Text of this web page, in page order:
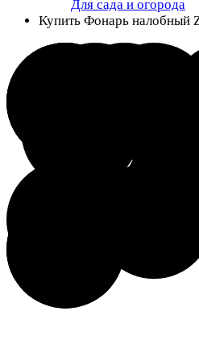
Для сада и огорода
Купить Фонарь налобный